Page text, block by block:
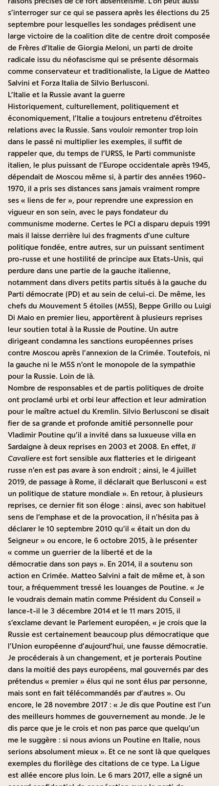
s’interroger sur ce qui se passera après les élections du 25
septembre pour lesquelles les sondages prédisent une
large victoire de la coalition dite de centre droit composée
de Frères d’Italie de Giorgia Meloni, un parti de droite
radicale issu du néofascisme qui se présente désormais
comme conservateur et traditionaliste, la Ligue de Matteo
Salvini et Forza Italia de Silvio Berlusconi.
L’Italie et la Russie avant la guerre
Historiquement, culturellement, politiquement et
économiquement, l’Italie a toujours entretenu d’étroites
relations avec la Russie. Sans vouloir remonter trop loin
dans le passé ni multiplier les exemples, il suffit de
rappeler que, du temps de l’URSS, le Parti communiste
italien, le plus puissant de l’Europe occidentale après 1945,
dépendait de Moscou même si, à partir des années 1960-
1970, il a pris ses distances sans jamais vraiment rompre
ses « liens de fer », pour reprendre une expression en
vigueur en son sein, avec le pays fondateur du
communisme moderne. Certes le PCI a disparu depuis 1991
mais il laisse derrière lui des fragments d’une culture
politique fondée, entre autres, sur un puissant sentiment
pro-russe et une hostilité de principe aux Etats-Unis, qui
perdure dans une partie de la gauche italienne,
notamment dans divers petits partis situés à la gauche du
Parti démocrate (PD) et au sein de celui-ci. De même, les
chefs du Mouvement 5 étoiles (M5S), Beppe Grillo ou Luigi
Di Maio en premier lieu, apportèrent à plusieurs reprises
leur soutien total à la Russie de Poutine. Un autre
dirigeant condamna les sanctions européennes prises
contre Moscou après l’annexion de la Crimée. Toutefois, ni
la gauche ni le M5S n’ont le monopole de la sympathie
pour la Russie. Loin de là.
Nombre de responsables et de partis politiques de droite
ont proclamé urbi et orbi leur affection et leur admiration
pour le maître actuel du Kremlin. Silvio Berlusconi se disait
fier de sa grande et profonde amitié personnelle pour
Vladimir Poutine qu’il a invité dans sa luxueuse villa en
Sardaigne à deux reprises en 2003 et 2008. En effet, Il
Cavaliere est fort sensible aux flatteries et le dirigeant
russe n’en est pas avare à son endroit ; ainsi, le 4 juillet
2019, de passage à Rome, il déclarait que Berlusconi « est
un politique de stature mondiale ». En retour, à plusieurs
reprises, ce dernier fit son éloge : ainsi, avec son habituel
sens de l’emphase et de la provocation, il n’hésita pas à
déclarer le 10 septembre 2010 qu’il « était un don du
Seigneur » ou encore, le 6 octobre 2015, à le présenter
« comme un guerrier de la liberté et de la
démocratie dans son pays ». En 2014, il a soutenu son
action en Crimée. Matteo Salvini a fait de même et, à son
tour, a fréquemment tressé les louanges de Poutine. « Je
le voudrais demain matin comme Président du Conseil »
lance-t-il le 3 décembre 2014 et le 11 mars 2015, il
s’exclame devant le Parlement européen, « je crois que la
Russie est certainement beaucoup plus démocratique que
l’Union européenne d’aujourd’hui, une fausse démocratie.
Je procéderais à un changement, et je porterais Poutine
dans la moitié des pays européens, mal gouvernés par des
prétendus « premier » élus qui ne sont élus par personne,
mais sont en fait télécommandés par d’autres ». Ou
encore, le 28 novembre 2017 : « Je dis que Poutine est l’un
des meilleurs hommes de gouvernement au monde. Je le
dis parce que je le crois et non pas parce que quelqu’un
me le suggère : si nous avions un Poutine en Italie, nous
serions absolument mieux ». Et ce ne sont là que quelques
exemples du florilège des citations de ce type. La Ligue
est allée encore plus loin. Le 6 mars 2017, elle a signé un